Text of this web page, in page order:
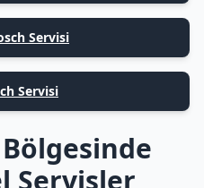
Servisi
Servisi
Servisler